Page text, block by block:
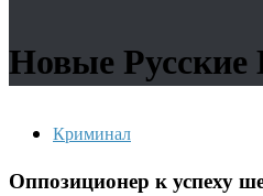
Новые Русские
Криминал
Оппозиционер к успеху